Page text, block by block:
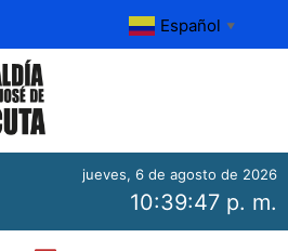
herramientas
Español ▼
jueves, 6 de agosto de 2026
10:39:48 p. m.